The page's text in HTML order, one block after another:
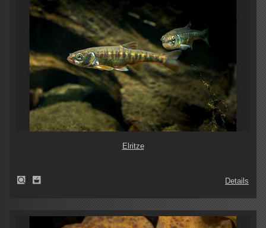
Elritze
Details